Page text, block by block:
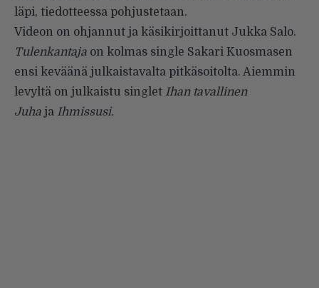
läpi, tiedotteessa pohjustetaan.
Videon on ohjannut ja käsikirjoittanut Jukka Salo.
Tulenkantaja on kolmas single Sakari Kuosmasen
ensi keväänä julkaistavalta pitkäsoitolta. Aiemmin
levyltä on julkaistu singlet Ihan tavallinen
Juha ja Ihmissusi.